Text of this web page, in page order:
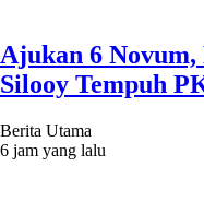
Ajukan 6 Novum,
Silooy Tempuh
Berita Utama
6 jam yang lalu